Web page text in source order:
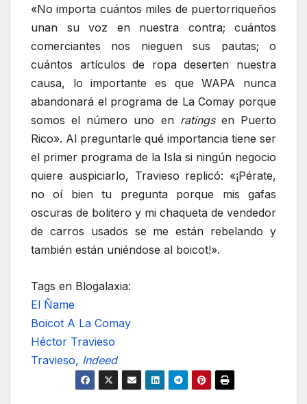
«No importa cuántos miles de puertorriqueños
unan su voz en nuestra contra; cuántos
comerciantes nos nieguen sus pautas; o
cuántos artículos de ropa deserten nuestra
causa, lo importante es que WAPA nunca
abandonará el programa de La Comay porque
somos el número uno en ratingsen Puerto
Rico». Al preguntarle qué importancia tiene ser
el primer programa de la Isla si ningún negocio
quiere auspiciarlo, Travieso replicó: «¡Pérate,
no oí bien tu pregunta porque mis gafas
oscuras de bolitero y mi chaqueta de vendedor
de carros usados se me están rebelando y
también están uniéndose al boicot!».
Tags en Blogalaxia:
El Ñame
Boicot A La Comay
Héctor Travieso
Travieso, Indeed